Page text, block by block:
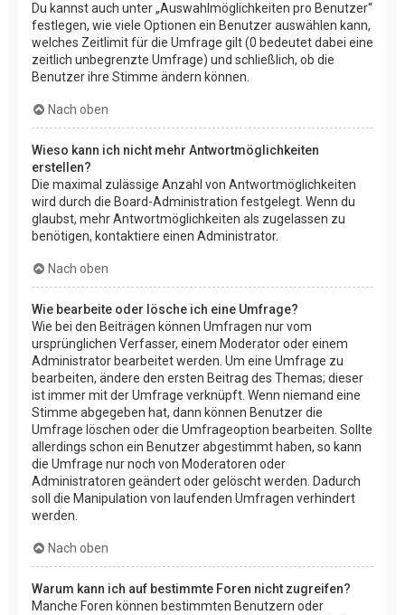
Du kannst auch unter „Auswahlmöglichkeiten pro Benutzer“
festlegen, wie viele Optionen ein Benutzer auswählen kann,
welches Zeitlimit für die Umfrage gilt (0 bedeutet dabei eine
zeitlich unbegrenzte Umfrage) und schließlich, ob die
Benutzer ihre Stimme ändern können.
Nach oben
Wieso kann ich nicht mehr Antwortmöglichkeiten
erstellen?
Die maximal zulässige Anzahl von Antwortmöglichkeiten
wird durch die Board-Administration festgelegt. Wenn du
glaubst, mehr Antwortmöglichkeiten als zugelassen zu
benötigen, kontaktiere einen Administrator.
Nach oben
Wie bearbeite oder lösche ich eine Umfrage?
Wie bei den Beiträgen können Umfragen nur vom
ursprünglichen Verfasser, einem Moderator oder einem
Administrator bearbeitet werden. Um eine Umfrage zu
bearbeiten, ändere den ersten Beitrag des Themas; dieser
ist immer mit der Umfrage verknüpft. Wenn niemand eine
Stimme abgegeben hat, dann können Benutzer die
Umfrage löschen oder die Umfrageoption bearbeiten. Sollte
allerdings schon ein Benutzer abgestimmt haben, so kann
die Umfrage nur noch von Moderatoren oder
Administratoren geändert oder gelöscht werden. Dadurch
soll die Manipulation von laufenden Umfragen verhindert
werden.
Nach oben
Warum kann ich auf bestimmte Foren nicht zugreifen?
Manche Foren können bestimmten Benutzern oder